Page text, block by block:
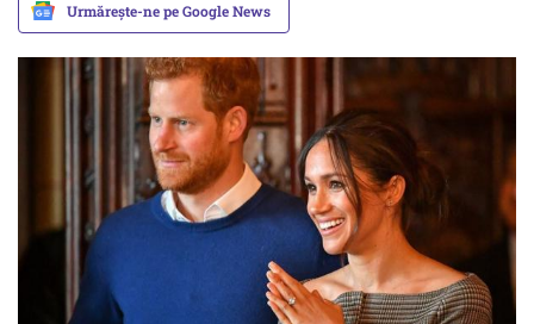
Urmărește-ne pe Google News